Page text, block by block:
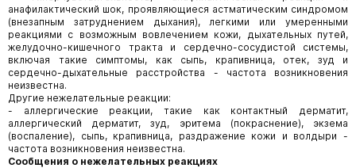
анафилактический шок, проявляющиеся астматическим синдромом
(внезапным затруднением дыхания), легкими или умеренными
реакциями с возможным вовлечением кожи, дыхательных путей,
желудочно-кишечного тракта и сердечно-сосудистой системы,
включая такие симптомы, как сыпь, крапивница, отек, зуд и
сердечно-дыхательные расстройства - частота возникновения
неизвестна.
Другие нежелательные реакции:
- аллергические реакции, такие как контактный дерматит,
аллергический дерматит, зуд, эритема (покраснение), экзема
(воспаление), сыпь, крапивница, раздражение кожи и волдыри -
частота возникновения неизвестна.
Сообщения о нежелательных реакциях